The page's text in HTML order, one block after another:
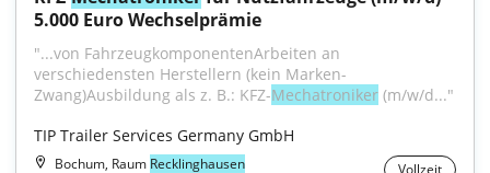
5.000 Euro Wechselprämie
"...von FahrzeugkomponentenArbeiten an
verschiedensten Herstellern (kein Marken-
Zwang)Ausbildung als z. B.: KFZ-Mechatroniker (m/w/d..."
TIP Trailer Services Germany GmbH
Bochum, Raum Recklinghausen Vollzeit